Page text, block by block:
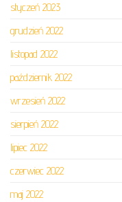
styczeń 2023
grudzień 2022
listopad 2022
październik 2022
wrzesień 2022
sierpień 2022
lipiec 2022
czerwiec 2022
maj 2022